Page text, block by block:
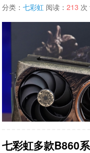
分类：七彩虹 阅读：213 次
七彩虹多款B860